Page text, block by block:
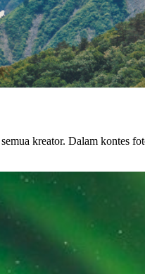
kreator. Dalam